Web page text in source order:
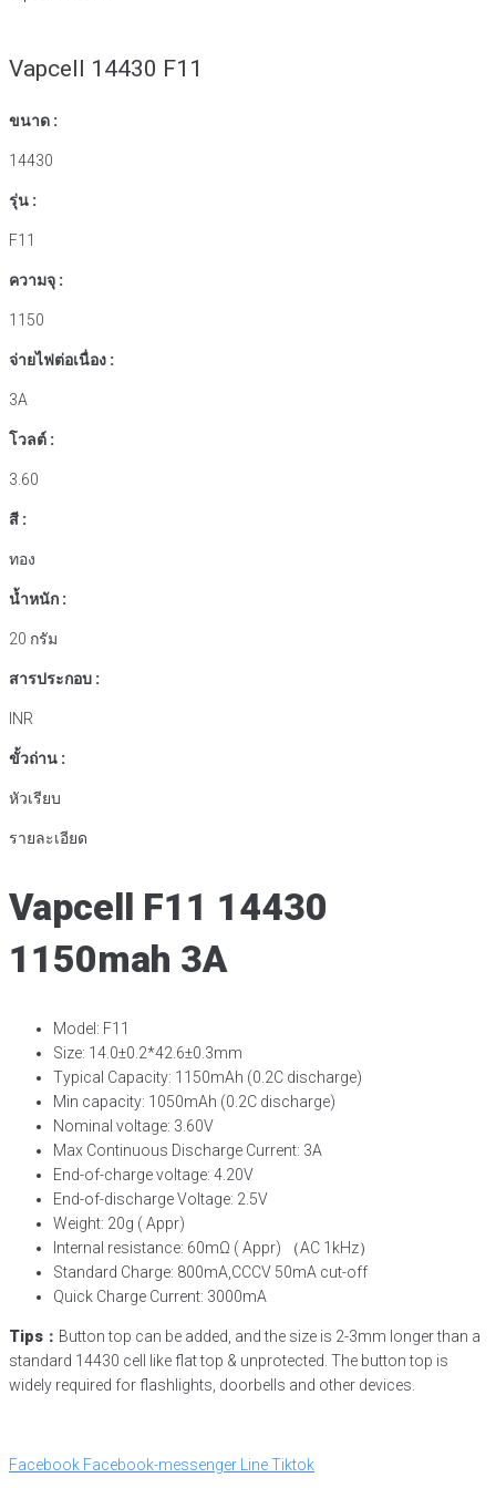
Vapcell 14430 F11
ขนาด :
14430
รุ่น :
F11
ความจุ :
1150
จ่ายไฟต่อเนื่อง :
3A
โวลต์ :
3.60
สี :
ทอง
น้ำหนัก :
20 กรัม
สารประกอบ :
INR
ขั้วถ่าน :
หัวเรียบ
รายละเอียด
Vapcell F11 14430
1150mah 3A
Model: F11
Size: 14.0±0.2*42.6±0.3mm
Typical Capacity: 1150mAh (0.2C discharge)
Min capacity: 1050mAh (0.2C discharge)
Nominal voltage: 3.60V
Max Continuous Discharge Current: 3A
End-of-charge voltage: 4.20V
End-of-discharge Voltage: 2.5V
Weight: 20g ( Appr)
Internal resistance: 60mΩ ( Appr) （AC 1kHz）
Standard Charge: 800mA,CCCV 50mA cut-off
Quick Charge Current: 3000mA
Tips： Button top can be added, and the size is 2-3mm longer than a
standard 14430 cell like flat top & unprotected. The button top is
widely required for flashlights, doorbells and other devices.
Facebook Facebook-messenger LineTiktok